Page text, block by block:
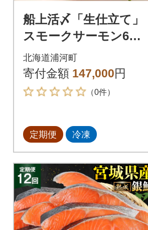
船上活〆「生仕立て」
スモークサーモン60g
×12P定期便(全4回)[01
-1518]
北海道浦河町
寄付金額 147,000円
（0件）
定期便 冷凍